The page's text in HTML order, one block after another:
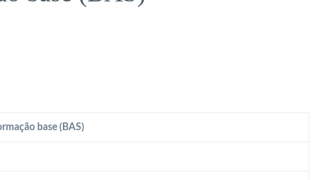
base (BAS)